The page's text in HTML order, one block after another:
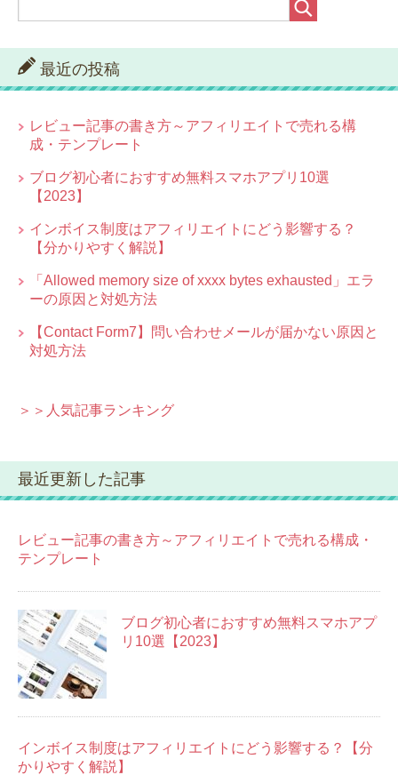
最近の投稿
レビュー記事の書き方～アフィリエイトで売れる構
成・テンプレート
ブログ初心者におすすめ無料スマホアプリ10選
【2023】
インボイス制度はアフィリエイトにどう影響する？
【分かりやすく解説】
「Allowed memory size of xxxx bytes exhausted」エラ
ーの原因と対処方法
【Contact Form7】問い合わせメールが届かない原因と
対処方法
＞＞人気記事ランキング
最近更新した記事
レビュー記事の書き方～アフィリエイトで売れる構成・
テンプレート
ブログ初心者におすすめ無料スマホアプ
リ10選【2023】
インボイス制度はアフィリエイトにどう影響する？【分
かりやすく解説】